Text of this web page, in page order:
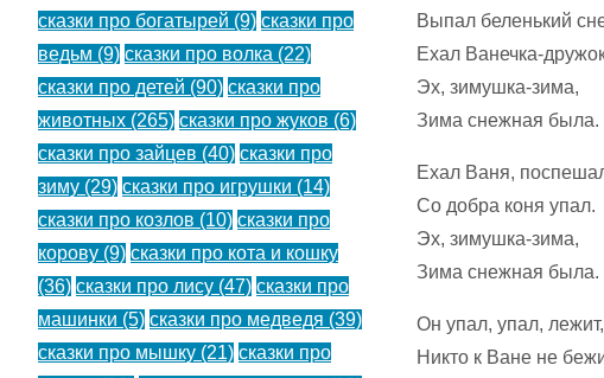
Выпал беленький
Ехал Ванечка-
Эх, зимушка-зима,
Зима снежная была.
Ехал Ваня,
Со добра коня упал.
Эх, зимушка-зима,
Зима снежная была.
Он упал, упал, лежит,
Никто к Ване не
сказки про богатырей (9) сказки про
ведьм (9) сказки про волка (22)
сказки про детей (90) сказки про
животных (265) сказки про жуков (6)
сказки про зайцев (40) сказки про
зиму (29) сказки про игрушки (14)
сказки про козлов (10) сказки про
корову (9) сказки про кота и кошку
(36) сказки про лису (47) сказки про
машинки (5) сказки про медведя (39)
сказки про мышку (21) сказки про